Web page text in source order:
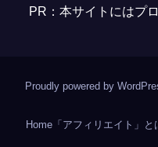
PR：本サイトにはプ
Proudly powered by
Home「アフィリエイト」と